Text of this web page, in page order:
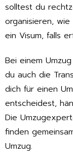
solltest du
organisieren,
ein Visum, falls
Bei einem
du auch die
dich für einen
entscheidest,
Die
finden
Umzug.